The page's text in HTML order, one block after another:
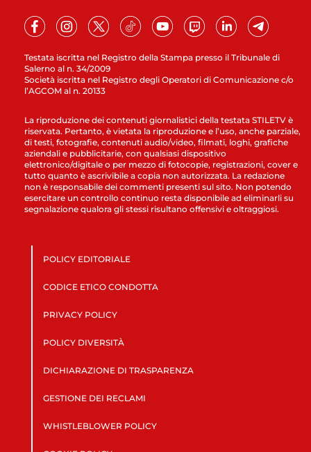
Testata iscritta nel Registro della Stampa presso il Tribunale di
Salerno al n. 34/2009
Società iscritta nel Registro degli Operatori di Comunicazione c/o
l’AGCOM al n. 20133
La riproduzione dei contenuti giornalistici della testata STILETV è
riservata. Pertanto, è vietata la riproduzione e l’uso, anche parziale,
di testi, fotografie, contenuti audio/video, filmati, loghi, grafiche
aziendali e pubblicitarie, con qualsiasi dispositivo
elettronico/digitale o per mezzo di fotocopie, registrazioni, cover e
tutto quanto è ascrivibile a copia non autorizzata. La redazione
non è responsabile dei commenti presenti sul sito. Non potendo
esercitare un controllo continuo resta disponibile ad eliminarli su
segnalazione qualora gli stessi risultano offensivi e oltraggiosi.
POLICY EDITORIALE
CODICE ETICO CONDOTTA
PRIVACY POLICY
POLICY DIVERSITÀ
DICHIARAZIONE DI TRASPARENZA
GESTIONE DEI RECLAMI
WHISTLEBLOWER POLICY